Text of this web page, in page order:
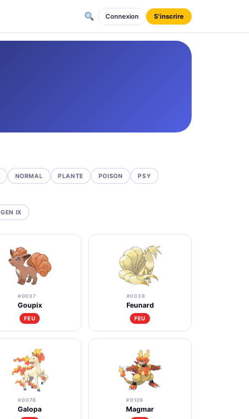
Connexion S'inscrire
NORMAL PLANTE POISON PSY
GEN IX
#0037
Goupix
FEU
#0038
Feunard
FEU
#0078
Galopa
#0126
Magmar